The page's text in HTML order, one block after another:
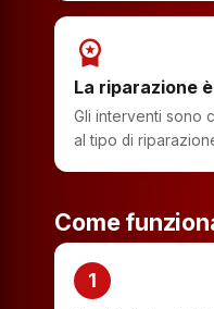
workspace_premium
La riparazione
Gli interventi sono
al tipo di
Come
1